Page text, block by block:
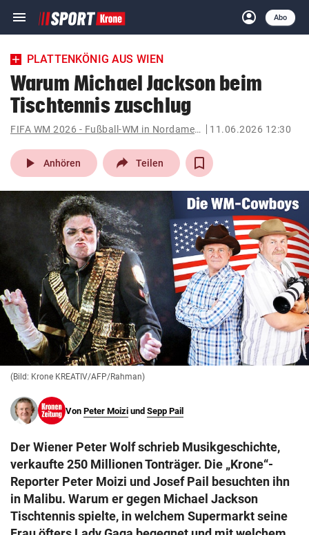
menu Navigation
ein-/ausklappen
account_circle
Anmelden
Abo
close Schließen
account_circle Anmelden
pin_drop
Wien arrow_right
bookmark
Suchbegriff
eingeben
© Krone Multimedia GmbH & Co KG 2026
Muthgasse 2, 1190 Wien
PLATTENKÖNIG AUS WIEN
Warum Michael Jackson beim
Tischtennis zuschlug
FIFA WM 2026 - Fußball-WM in Nordamerika 11.06.2026 12:30
play_arrow Anhören Teilen
(Bild: Krone KREATIV/AFP/Rahman)
Von Peter Moizi und Sepp Pail
Der Wiener Peter Wolf schrieb Musikgeschichte,
verkaufte 250 Millionen Tonträger. Die „Krone“-
Reporter Peter Moizi und Josef Pail besuchten ihn
in Malibu. Warum er gegen Michael Jackson
Tischtennis spielte, in welchem Supermarkt seine